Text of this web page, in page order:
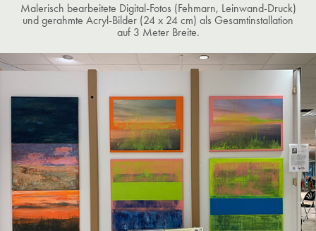
Malerisch bearbeitete Digital-Fotos (Fehmarn, Leinwand-Druck)
und gerahmte Acryl-Bilder (24 x 24 cm) als Gesamtinstallation
auf 3 Meter Breite.